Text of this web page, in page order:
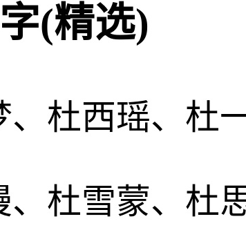
(精选)
杜西瑶、杜
杜雪蒙、杜